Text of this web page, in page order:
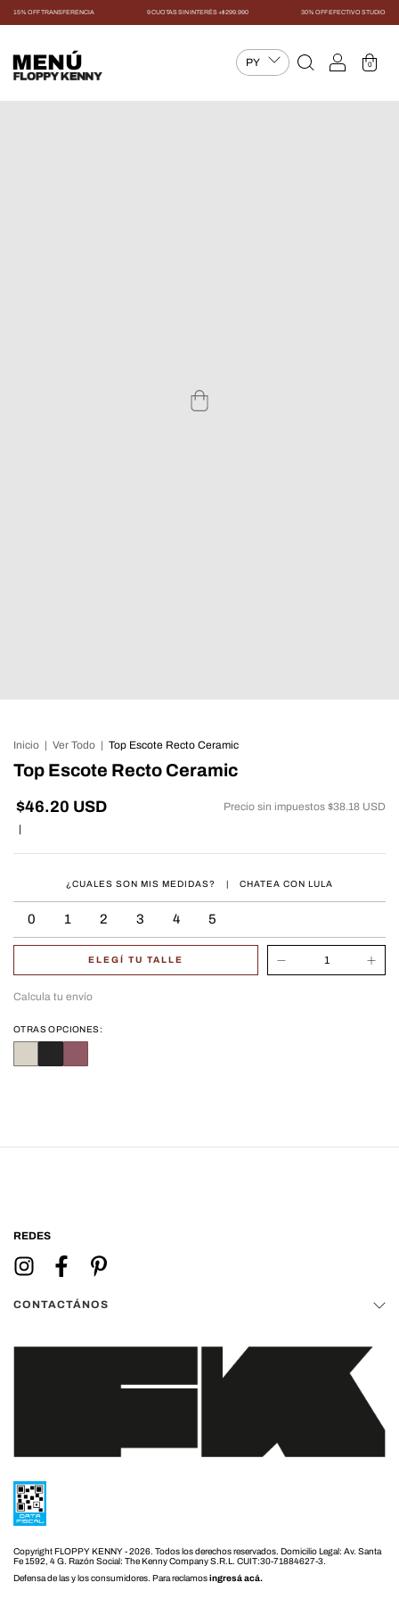
15% OFF TRANSFERENCIA 9 CUOTAS SIN INTERÉS +$299.990 30% OFF EFECTIVO STUDIO
MENÚ 0
Inicio | Ver Todo | Top Escote Recto Ceramic
Top Escote Recto Ceramic
$46.20 USD Precio sin impuestos $38.18 USD
|
0 1 2 3 4 5
¿CUALES SON MIS MEDIDAS? CHATEA CON LULA
ELEGÍ TU TALLE
Calcula tu envío
OTRAS OPCIONES:
REDES
CONTACTÁNOS
Copyright FLOPPY KENNY - 2026. Todos los derechos reservados.
Defensa de las y los consumidores. Para reclamosingresá acá.